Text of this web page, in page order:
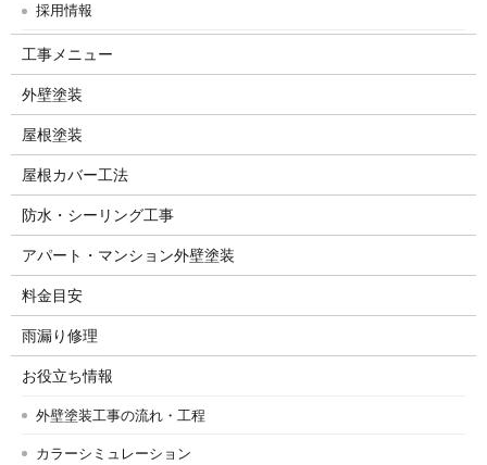
採用情報
工事メニュー
外壁塗装
屋根塗装
屋根カバー工法
防水・シーリング工事
アパート・マンション外壁塗装
料金目安
雨漏り修理
お役立ち情報
外壁塗装工事の流れ・工程
カラーシミュレーション